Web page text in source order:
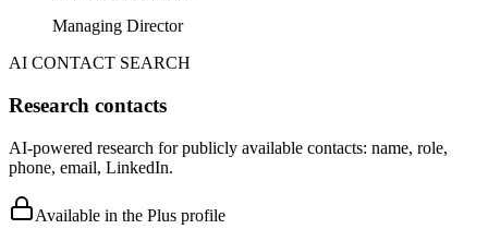
Managing Director
AI CONTACT SEARCH
Research contacts
AI-powered research for publicly available contacts: name, role,
phone, email, LinkedIn.
Available in the Plus profile